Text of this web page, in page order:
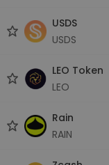
USDS
USDS
LEO Token
LEO
Rain
RAIN